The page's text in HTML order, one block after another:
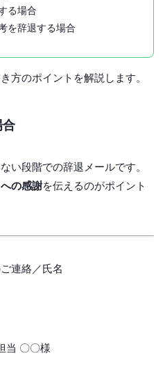
る場合
を辞退する場合
方のポイントを解説します。
合
い段階での辞退メールです。
の感謝を伝えるのがポイント
連絡／氏名
当 〇〇様